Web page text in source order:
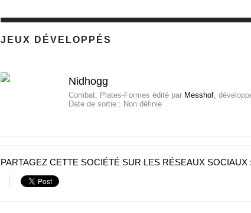
JEUX DÉVELOPPÉS
Nidhogg
Combat, Plates-Formes édité par Messhof,
Date de sortie : Non définie
PARTAGEZ CETTE SOCIÉTÉ SUR LES RÉSEAUX SOCIAUX